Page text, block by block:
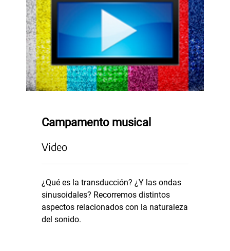
Campamento musical
Video
¿Qué es la transducción? ¿Y las ondas
sinusoidales? Recorremos distintos
aspectos relacionados con la naturaleza
del sonido.